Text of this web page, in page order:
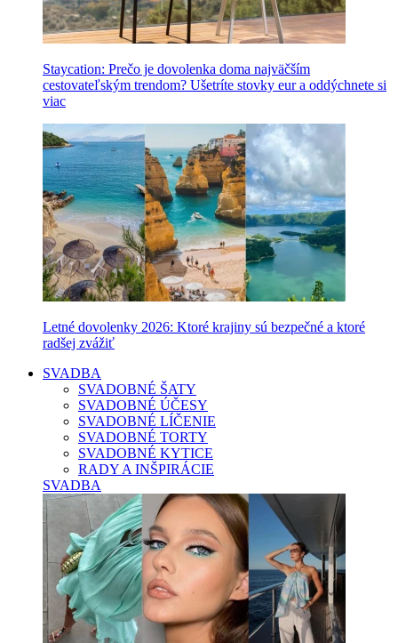
Staycation: Prečo je dovolenka doma najväčším
cestovateľským trendom? Ušetríte stovky eur a oddýchnete si
viac
Letné dovolenky 2026: Ktoré krajiny sú bezpečné a ktoré
radšej zvážiť
SVADBA
SVADOBNÉ ŠATY
SVADOBNÉ ÚČESY
SVADOBNÉ LÍČENIE
SVADOBNÉ TORTY
SVADOBNÉ KYTICE
RADY A INŠPIRÁCIE
SVADBA